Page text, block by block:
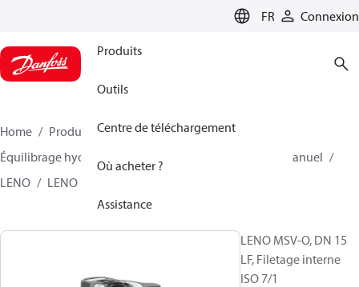
FR Connexion
Produits
Outils
Centre de téléchargement
Où acheter ?
Assistance
Home Produits
Climate Solutions - chauffage
Équilibrage hydraulique et régulation
Équilibrage manuel
LENO
LENO MSV-O
LENO MSV-O, DN 15
LF, Filetage interne
ISO 7/1